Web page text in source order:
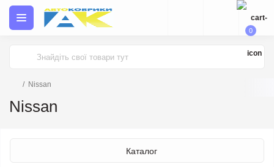
0
Nissan
Nissan
Каталог